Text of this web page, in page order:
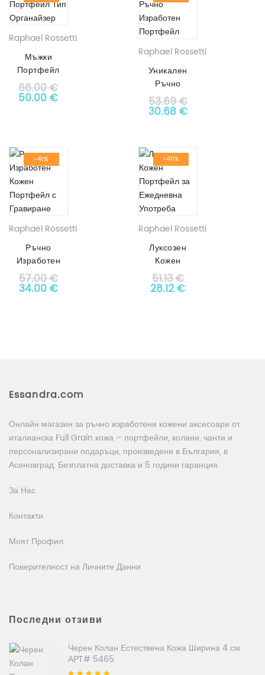
Raphael Rossetti
Мъжки
Портфейл
Тип
Органайзер
66.00€
Original price was: 66.00 €.
50.00€Текущата цена е: 50.00 €.
Raphael Rossetti
Уникален
Ръчно
Изработен
Портфейл
53.69€
Original price was:
30.68€Текущата цена
-41%
Raphael Rossetti
Ръчно
Изработен
Кожен
Портфейл с
57.00€
Original price was: 57.00 €.
34.00€Текущата цена е: 34.00 €.
-46%
Raphael Rossetti
Луксозен
Кожен
Портфейл за
Ежедневна
51.13€
Original price was:
28.12€Текущата цена
Essandra.com
Онлайн магазин за ръчно изработени кожени аксесоари от
италианска Full Grain кожа – портфейли, колани, чанти и
персонализирани подаръци, произведени в България, в
Асеновград. Безплатна доставка и 5 години гаранция.
За Нас
Контакти
Моят Профил
Поверителност на Личните Данни
Последни отзиви
Черен Колан Естествена Кожа Ширина 4 см
АРТ# 5465